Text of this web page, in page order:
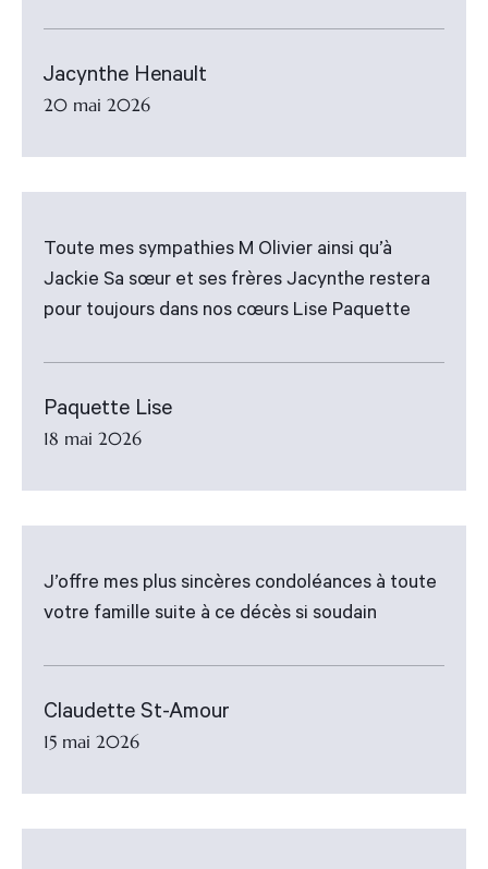
Jacynthe Henault
20 mai 2026
Toute mes sympathies M Olivier ainsi qu’à
Jackie Sa sœur et ses frères Jacynthe restera
pour toujours dans nos cœurs Lise Paquette
Paquette Lise
18 mai 2026
J’offre mes plus sincères condoléances à toute
votre famille suite à ce décès si soudain
Claudette St-Amour
15 mai 2026